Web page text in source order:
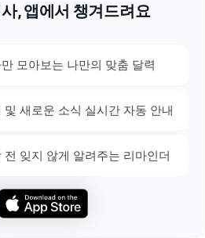
, 앱에서 챙겨드려요
모아보는 나만의 맞춤 달력
및 새로운 소식 실시간 자동 안내
전 잊지 않게 알려주는 리마인더